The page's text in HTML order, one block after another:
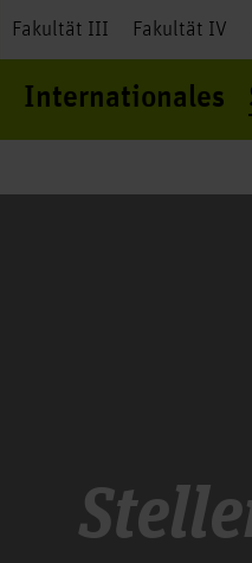
Fakultät III Fakultät IV
Internationales